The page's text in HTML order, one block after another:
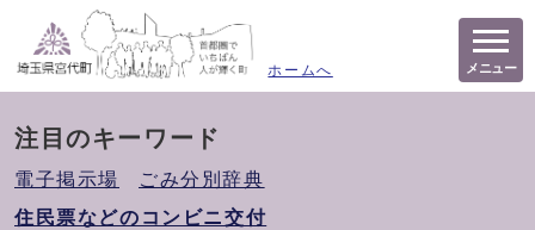
ホームへ メニュー
注目のキーワード
電子掲示場
ごみ分別辞典
住民票などのコンビニ交付